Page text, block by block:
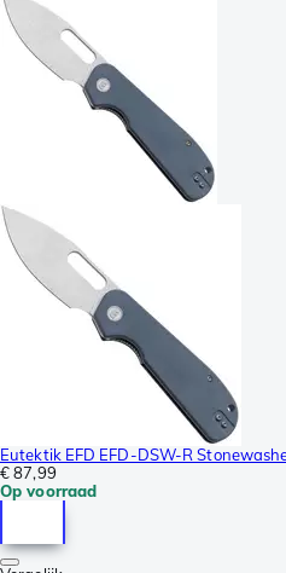
Eutektik EFD EFD-DSW-R
€ 87,99
Op voorraad